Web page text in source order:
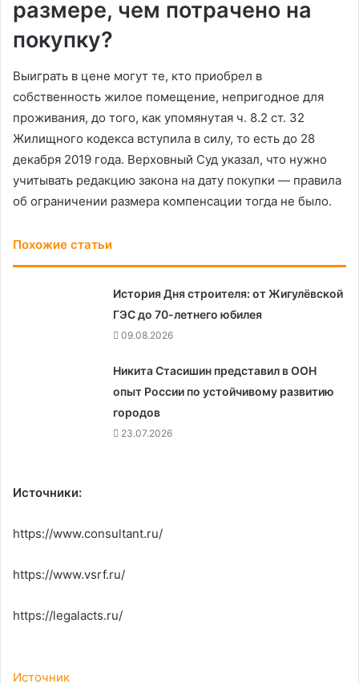
размере, чем потрачено на
покупку?
Выиграть в цене могут те, кто приобрел в
собственность жилое помещение, непригодное для
проживания, до того, как упомянутая ч. 8.2 ст. 32
Жилищного кодекса вступила в силу, то есть до 28
декабря 2019 года. Верховный Суд указал, что нужно
учитывать редакцию закона на дату покупки — правила
об ограничении размера компенсации тогда не было.
Похожие статьи
История Дня строителя: от Жигулёвской
ГЭС до 70-летнего юбилея
09.08.2026
Никита Стасишин представил в ООН
опыт России по устойчивому развитию
городов
23.07.2026
Источники:
https://www.consultant.ru/
https://www.vsrf.ru/
https://legalacts.ru/
Источник